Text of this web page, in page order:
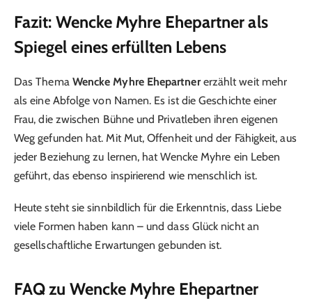
Fazit: Wencke Myhre Ehepartner als
Spiegel eines erfüllten Lebens
Das Thema Wencke Myhre Ehepartnererzählt weit mehr
als eine Abfolge von Namen. Es ist die Geschichte einer
Frau, die zwischen Bühne und Privatleben ihren eigenen
Weg gefunden hat. Mit Mut, Offenheit und der Fähigkeit, aus
jeder Beziehung zu lernen, hat Wencke Myhre ein Leben
geführt, das ebenso inspirierend wie menschlich ist.
Heute steht sie sinnbildlich für die Erkenntnis, dass Liebe
viele Formen haben kann – und dass Glück nicht an
gesellschaftliche Erwartungen gebunden ist.
FAQ zu Wencke Myhre Ehepartner